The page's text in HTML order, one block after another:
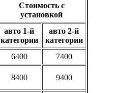
Стоимость с
установкой
авто 1-й
категории
авто 2-й
категории
6400
7400
8400 9400